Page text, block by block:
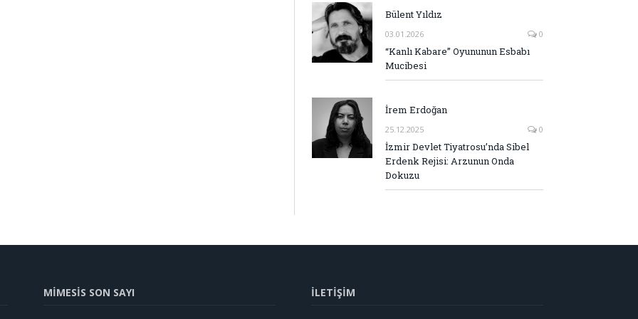
Bülent Yıldız
03.01.2026 0
“Kanlı Kabare” Oyununun Esbabı
Mucibesi
İrem Erdoğan
25.12.2025 0
İzmir Devlet Tiyatrosu’nda Sibel
Erdenk Rejisi: Arzunun Onda
Dokuzu
MİMESİS SON SAYI İLETİŞİM